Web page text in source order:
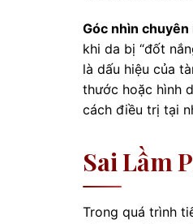
Góc nhìn chuyên
khi da bị “đốt
là dấu hiệu của
thước hoặc hình
cách điều trị tại
Sai Lầm
Trong quá trình